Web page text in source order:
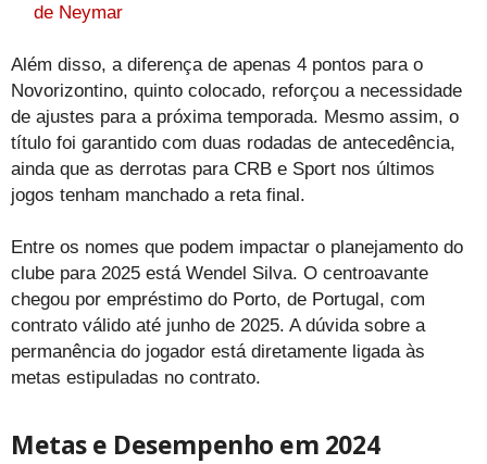
de Neymar
Além disso, a diferença de apenas 4 pontos para o
Novorizontino, quinto colocado, reforçou a necessidade
de ajustes para a próxima temporada. Mesmo assim, o
título foi garantido com duas rodadas de antecedência,
ainda que as derrotas para CRB e Sport nos últimos
jogos tenham manchado a reta final.
Entre os nomes que podem impactar o planejamento do
clube para 2025 está Wendel Silva. O centroavante
chegou por empréstimo do Porto, de Portugal, com
contrato válido até junho de 2025. A dúvida sobre a
permanência do jogador está diretamente ligada às
metas estipuladas no contrato.
Metas e Desempenho em 2024